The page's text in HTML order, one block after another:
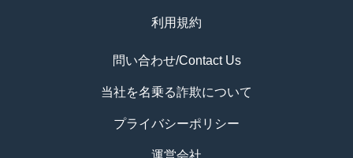
利用規約
問い合わせ/Contact Us
当社を名乗る詐欺について
プライバシーポリシー
運営会社